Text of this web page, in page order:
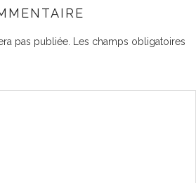
pas publiée.
Les champs obligatoires